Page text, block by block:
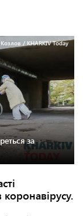
/ KHARKIV Today
за